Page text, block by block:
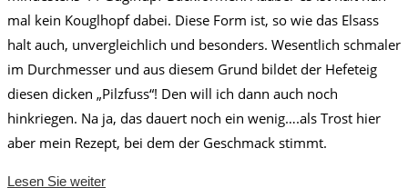
mal kein Kouglhopf dabei. Diese Form ist, so wie das Elsass
halt auch, unvergleichlich und besonders. Wesentlich schmaler
im Durchmesser und aus diesem Grund bildet der Hefeteig
diesen dicken „Pilzfuss“! Den will ich dann auch noch
hinkriegen. Na ja, das dauert noch ein wenig….als Trost hier
aber mein Rezept, bei dem der Geschmack stimmt.
Lesen Sie weiter